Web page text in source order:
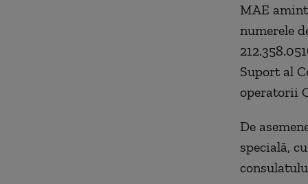
MAE
numerele
Suport al
operatorii
De
specială,